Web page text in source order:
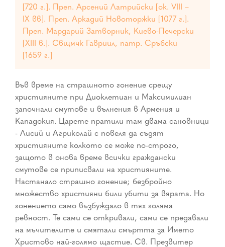
[720 г.]. Преп. Арсений Латрийски [ок. VIII –
ІХ вв]. Преп. Аркадий Новоторжки [1077 г.].
Преп. Мардарий Затворник, Киево-Печерски
[XIII в.]. Свщмчк Гавриил, патр. Сръбски
[1659 г.]
Във време на страшното гонение срещу
християните при Диоклетиан и Максимилиан
започнали смутове и вълнения в Армения и
Кападокия. Царете пратили там двама сановници
- Лисий и Агриколай с повеля да съдят
християните колкото се може по-строго,
защото в онова време всички граждански
смутове се приписвали на християните.
Настанало страшно гонение; безбройно
множество християни били убити за вярата. Но
гонението само възбуждало в тях голяма
ревност. Те сами се откривали, сами се предавали
на мъчителите и смятали смъртта за Името
Христово най-голямо щастие. Св. Презвитер